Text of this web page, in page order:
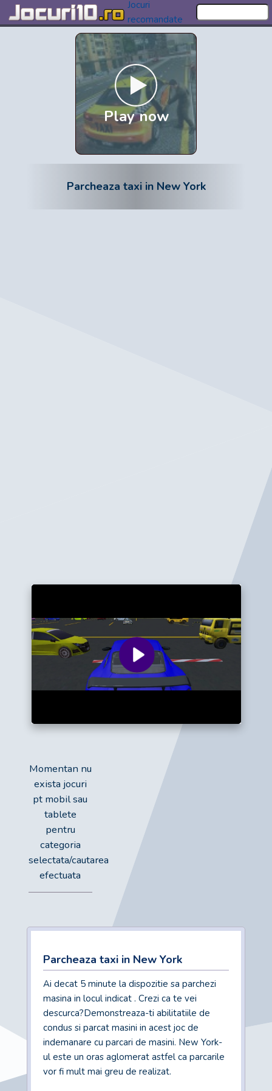
Jocuri
recomandate
Play now
Parcheaza taxi in New York
Momentan nu
exista jocuri
pt mobil sau
tablete
pentru
categoria
selectata/cautarea
efectuata
Parcheaza taxi in New York
Ai decat 5 minute la dispozitie sa parchezi
masina in locul indicat . Crezi ca te vei
descurca?Demonstreaza-ti abilitatiile de
condus si parcat masini in acest joc de
indemanare cu parcari de masini. New York-
ul este un oras aglomerat astfel ca parcarile
vor fi mult mai greu de realizat.